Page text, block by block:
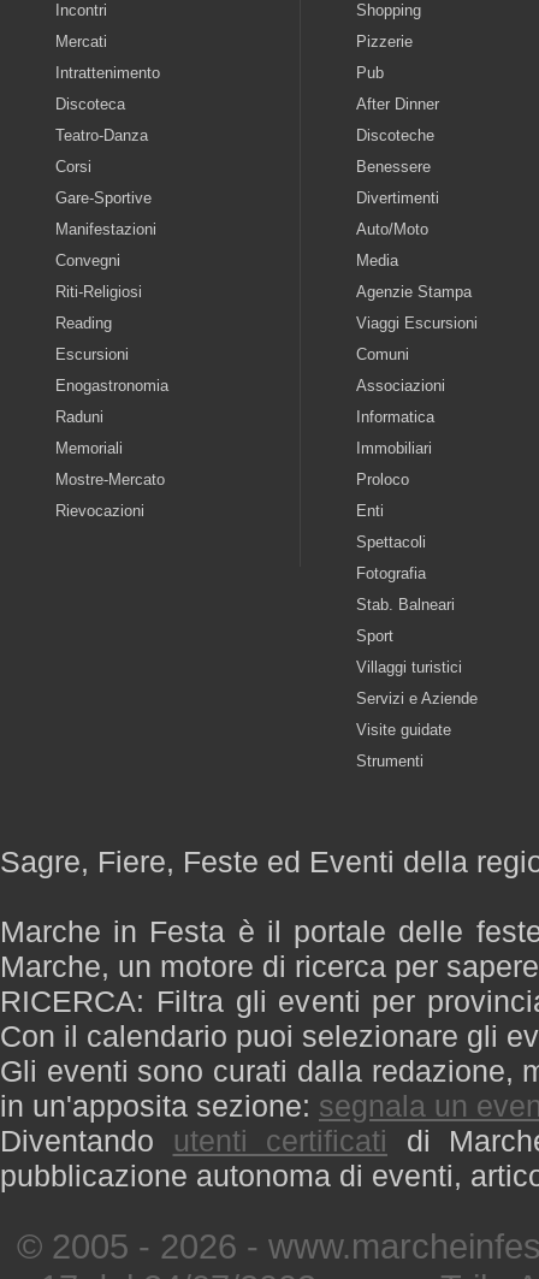
Incontri
Mercati
Intrattenimento
Discoteca
Teatro-Danza
Corsi
Gare-Sportive
Manifestazioni
Convegni
Riti-Religiosi
Reading
Escursioni
Enogastronomia
Raduni
Memoriali
Mostre-Mercato
Rievocazioni
Shopping
Pizzerie
Pub
After Dinner
Discoteche
Benessere
Divertimenti
Auto/Moto
Media
Agenzie Stampa
Viaggi Escursioni
Comuni
Associazioni
Informatica
Immobiliari
Proloco
Enti
Spettacoli
Fotografia
Stab. Balneari
Sport
Villaggi turistici
Servizi e Aziende
Visite guidate
Strumenti
Sagre, Fiere, Feste ed Eventi della
Marche in Festa è il portale delle
Marche, un motore di ricerca per
RICERCA: Filtra gli eventi per
Con il calendario puoi selezionare gli
Gli eventi sono curati dalla redazione,
in un'apposita sezione: segnala un
Diventando utenti certificati di
pubblicazione autonoma di eventi,
© 2005 - 2026 -